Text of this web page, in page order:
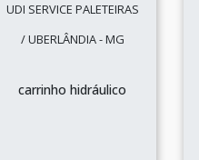
UDI SERVICE PALETEIRAS
/ UBERLÂNDIA - MG
carrinho hidráulico